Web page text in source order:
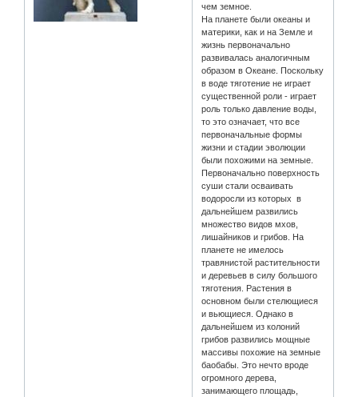
чем земное.
На планете были океаны и
материки, как и на Земле и
жизнь первоначально
развивалась аналогичным
образом в Океане. Поскольку
в воде тяготение не играет
существенной роли - играет
роль только давление воды,
то это означает, что все
первоначальные формы
жизни и стадии эволюции
были похожими на земные.
Первоначально поверхность
суши стали осваивать
водоросли из которых в
дальнейшем развились
множество видов мхов,
лишайников и грибов. На
планете не имелось
травянистой растительности
и деревьев в силу большого
тяготения. Растения в
основном были стелющиеся
и вьющиеся. Однако в
дальнейшем из колоний
грибов развились мощные
массивы похожие на земные
баобабы. Это нечто вроде
огромного дерева,
занимающего площадь,